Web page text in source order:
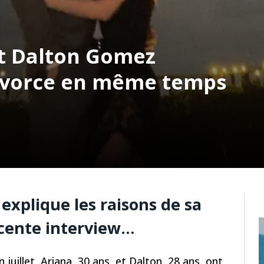
Dalton Gomez
en même temps
les raisons de sa
interview…
juillet, Ariana, 30 ans, et Dalton, 28 ans, ont